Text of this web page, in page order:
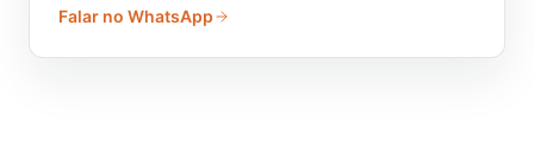
Falar no WhatsApp